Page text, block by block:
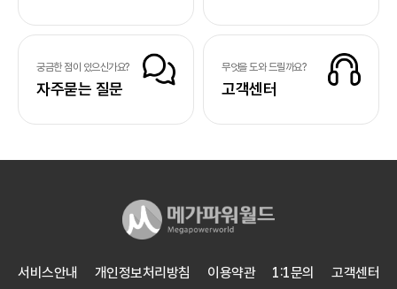
궁금한 점이 있으신가요?
자주묻는 질문
무엇을 도와 드릴까요?
고객센터
서비스안내 개인정보처리방침 이용약관 1:1문의 고객센터